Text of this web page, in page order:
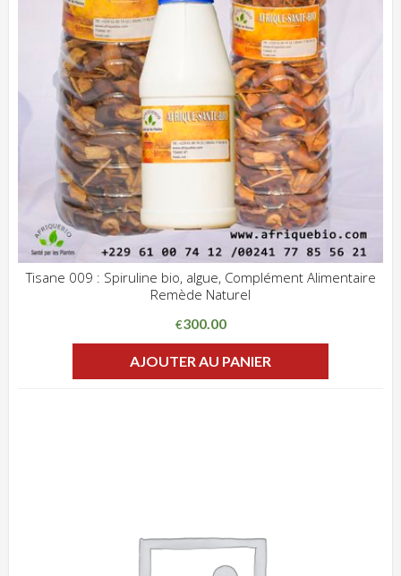
Tisane 009 : Spiruline bio, algue, Complément Alimentaire
Remède Naturel
€300.00
AJOUTER AU PANIER